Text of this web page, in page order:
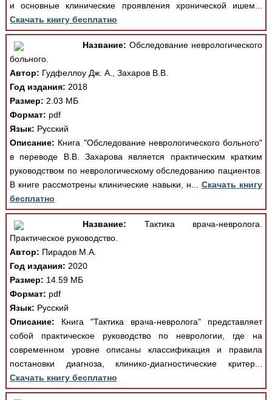
и основные клинические проявления хронической ишем...
Скачать книгу бесплатно
Название: Обследование неврологического
больного.
Автор: Гудфеллоу Дж. А., Захаров В.В.
Год издания: 2018
Размер: 2.03 МБ
Формат: pdf
Язык: Русский
Описание: Книга "Обследование неврологического больного"
в переводе В.В. Захарова является практическим кратким
руководством по неврологическому обследованию пациентов.
В книге рассмотрены клинические навыки, н... Скачать книгу
бесплатно
Название: Тактика врача-невролога.
Практическое руководство.
Автор: Пирадов М.А.
Год издания: 2020
Размер: 14.59 МБ
Формат: pdf
Язык: Русский
Описание: Книга "Тактика врача-невролога" представляет
собой практическое руководство по неврологии, где на
современном уровне описаны классификация и правила
постановки диагноза, клинико-диагностические критер...
Скачать книгу бесплатно